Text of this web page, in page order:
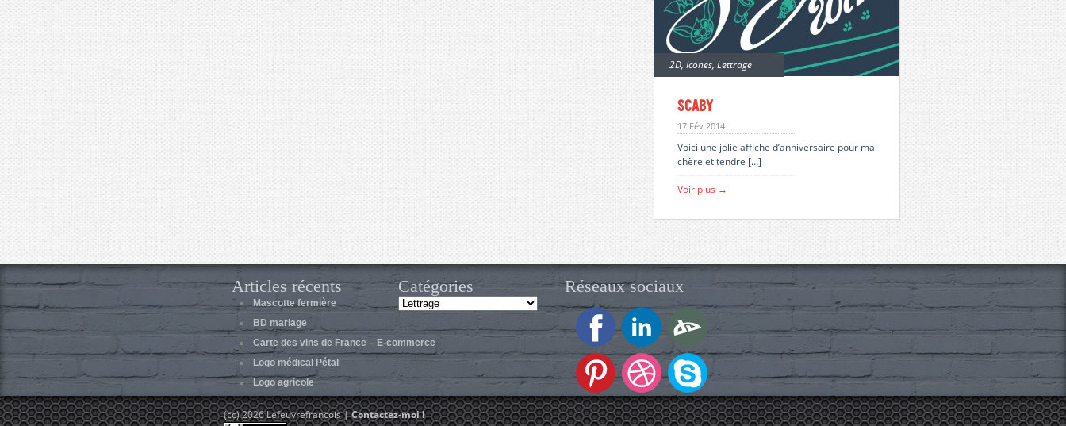
2D, Icones, Lettrage
Scaby
17 Fév 2014
Voici une jolie affiche d’anniversaire pour ma
chère et tendre […]
Voir plus →
Articles récents
Mascotte fermière
BD mariage
Carte des vins de France – E-commerce
Logo médical Pétal
Logo agricole
Catégories
Catégories
Réseaux sociaux
(cc) 2026 Lefeuvrefrancois |Contactez-moi !